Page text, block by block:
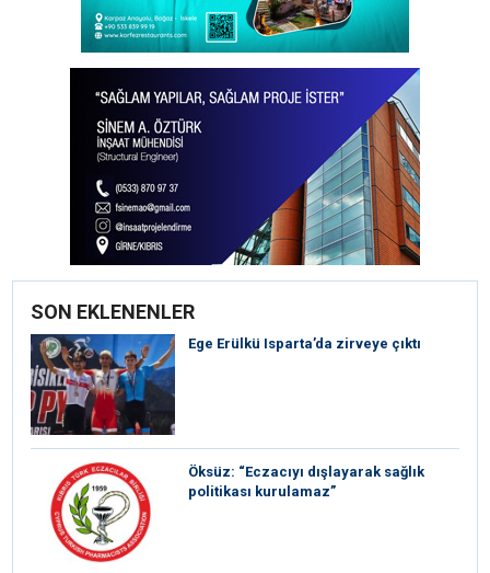
SON EKLENENLER
Ege Erülkü Isparta’da zirveye çıktı
Öksüz: “Eczacıyı dışlayarak sağlık
politikası kurulamaz”